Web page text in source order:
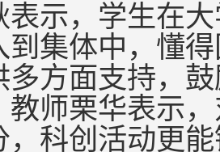
示，学生在大
到集体中，懂
多方面支持，
教师栗华表示
，科创活动更